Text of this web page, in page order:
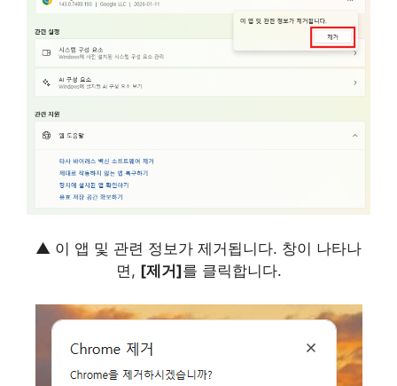
▲ 이 앱 및 관련 정보가 제거됩니다. 창이 나타나
면, [제거]를 클릭합니다.